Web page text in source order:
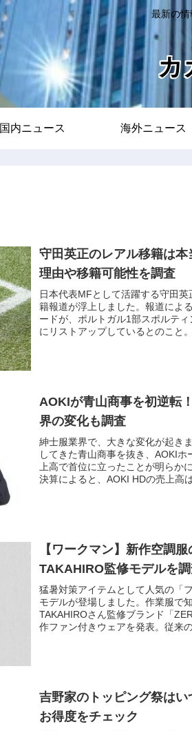
最新の
カ
国内ニュース 海外ニュース
守田英正のレアル移籍は
理由や移籍可能性を調査
日本代表MFとして活躍する守田
籍報道が浮上しました。報道によ
ードが、ポルトガル1部スポルテ
にリストアップしているとのこと
AOKIが青山商事を初逆転
界の変化も調査
紳士服業界で、大きな変化が起き
してきた青山商事を抜き、AOKI
上高で首位に立ったことが明らか
決算によると、AOKI HDの売上高
【ワークマン】新作空調
TAKAHIRO監修モデルを
猛暑対策アイテムとして人気の「
モデルが登場しました。作業服で
TAKAHIROさん監修ブランド「
作ファン付きウェアを発表。従来
吉野家のトッピング祭は
お得度をチェック